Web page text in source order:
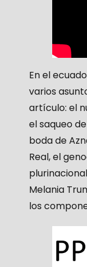
En el
varios
artículo: el
el saqueo
boda de
Real, el
Melania
los